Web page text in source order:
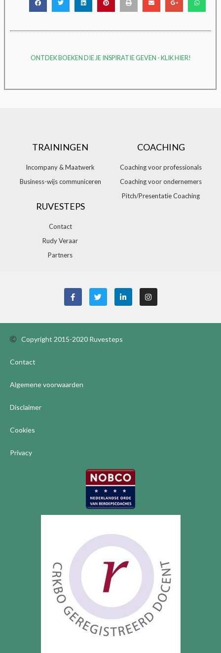
ONTDEK BOEKEN DIE JE INSPIRATIE GEVEN - KLIK HIER!
TRAININGEN
Incompany & Maatwerk
Business-wijs communiceren
COACHING
Coaching voor professionals
Coaching voor ondernemers
Pitch/Presentatie Coaching
RUVESTEPS
Contact
Rudy Veraar
Partners
Copyright 2015-2020 Ruvesteps
Contact
Algemene voorwaarden
Disclaimer
Cookies
Privacy